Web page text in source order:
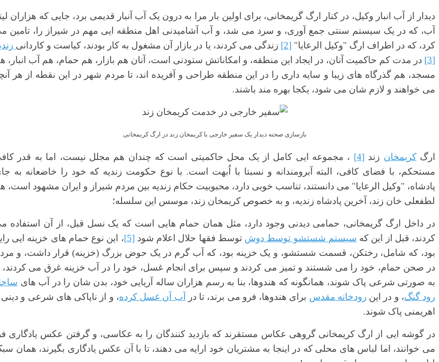
دیدار از آب انبار وکیل، در کنار ارگ گریمخانی، برای اولین بار مرا به درون یک آب آنبار قدیمی برد، جایی که هزاران
آب، که در یک سیستم سنتی جمع آوری، و سرد می شد، و آب آشامیدنی اهل منطقه ایی مهم در شیراز را، تامین
کرد، که در اطراف ارگ "وکیل الرعایا" [2] زندگی می کردند، یا در بازار آن مشغول به کار بودند، کیاست و کاردانی
[3]
در مدت کم حاکمیت آنان، در ایجاد این منطقه، و امکاناتش ستودنی است، آنان هم بازار، هم حمام، هم آب انبار،
مسجد، هم گذرگاه های زیبا و سایه داری را در این منطقه طراحی و آفریده اند، تا مردم شهر در این نقطه از هر
می خواهند و لازم شان می شود، یکجا بهره مند باشند.
بازسازی صحنه دیدار یک سفیر خارجی با کریمخان زند در ارگ کریمخانی
ارگکریمخان زند [4]
، مجموعه ایی کامل از یک محل حاکمیتی است که چندان هم مجلل نیست، اما به قدر
مستحکم، با فضای کافی، البته آبرومندانه و نسبتا با اُبهت است. با نوع حکومت زندیه که خود را خاضعانه به
پادشاه، "وکیل الرعایا" می دانستند، تناسب خوبی دارد، محبوبیت حکام زندیه بین مردم شیراز و ایران مشهود است،
لطفعلی خان زند، آخرین پادشاه زندیه، و به خصوص کریمخان زند، موسس این سلسله؛
در داخل ارگ گریمخانی، حمامی دیدنی وجود دارد، مثل همان حمام هایی است که یک نسل قبل، از آن استفاده
کردند، قبل از این که سیستم شستشو توسط دوش توسط فقها حلال اعلام شود [5]
، این نوع حمام های خزینه ایی
بود، که شامل، رختکن، قسمت شستشو، و یک خزینه بود، که آب گرم در یک حوض بزرگ (خزینه) قرار داشت، و
در صحن حمام، خود را می شستند و تمیز می کردند و سپس برای انجام غسل، خود را در آب خزینه غرق می کردند،
به صورتی شرعی پاک شوند، همانگونه که هندوها، بنا به رسم هزاران ساله آریایی خود، بدن شان را در آب های
رود گنگ، و در این رودخانه مقدس برای هندوها، فرو می برند، تا در آب آن غسل کرده، و از ناپاکی های شرعی و
اهریمنی پاک شوند.
در گوشه ایی از ارگ کریمخانی گروهی عکاس مستقرند که بازدید کنندگان را به عکاسی، و گرفتن عکس یادگاری
می خوانند، اما لباس های محلی که در اینجا به مشتریان خود ارایه می دهند، تا با آن عکس یادگاری بگیرند، همان